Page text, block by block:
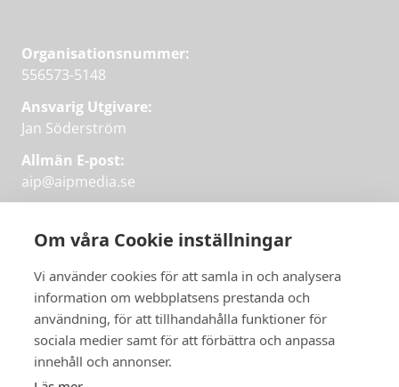
Om våra Cookie inställningar
Vi använder cookies för att samla in och analysera
information om webbplatsens prestanda och
användning, för att tillhandahålla funktioner för
sociala medier samt för att förbättra och anpassa
innehåll och annonser.
Organisationsnummer:
556573-5148
Ansvarig Utgivare:
Jan Söderström
Allmän E-post:
aip@aipmedia.se
aip@flowyinfo.seeller 08-1210 60 40.
Instagram
LinkedIn
Twitter
Facebook
Få veckans bästa
artiklar på mejlen